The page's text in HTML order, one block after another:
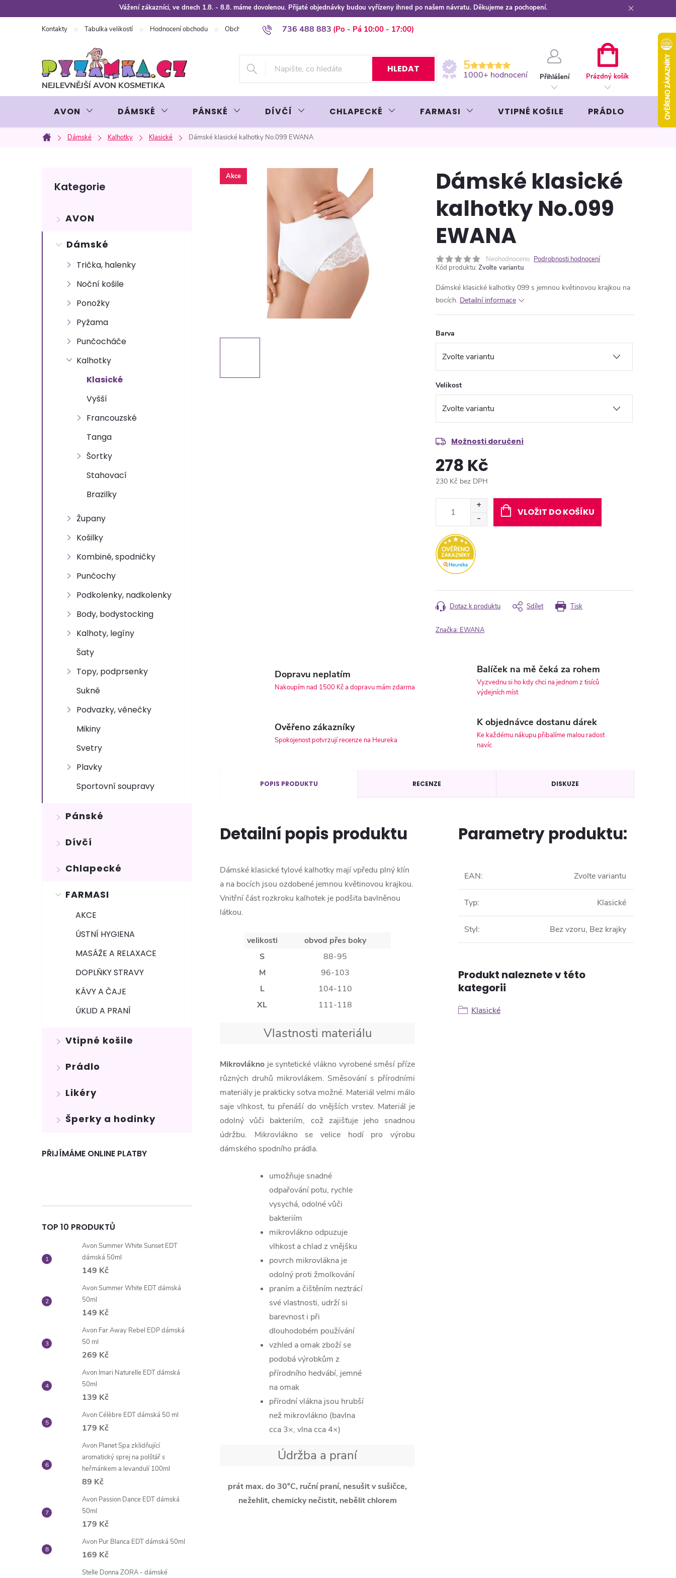
na
Vážení zákazníci, ve dnech 1.8. - 8.8. máme dovolenou. Přijaté objednávky budou vyřízeny ihned po našem návratu. Děkujeme za pochopení.
736 488 883
Kontakty Tabulka velikostí Hodnocení obchodu Obchodní podmínky Podmínky ochrany osobních údajů
HLEDAT 5
1000+ hodnocení Přihlášení
KOŠÍK
Prázdný košík
AVON DÁMSKÉ PÁNSKÉ DÍVČÍ CHLAPECKÉ FARMASI VTIPNÉ KOŠILE PRÁDLO
Domů
Dámské Kalhotky Klasické Dámské klasické kalhotky No.099 EWANA
s
kategorie
Kategorie
AVON
Dámské
Trička, halenky
Noční košile
Ponožky
Pyžama
Punčocháče
Kalhotky
Klasické
Vyšší
Francouzské
Tanga
Šortky
Stahovací
Brazilky
Župany
Košilky
Kombiné, spodničky
Punčochy
Podkolenky, nadkolenky
Body, bodystocking
Kalhoty, legíny
Šaty
Topy, podprsenky
Sukně
Podvazky, věnečky
Mikiny
Svetry
Plavky
Sportovní soupravy
Pánské
Dívčí
Chlapecké
FARMASI
AKCE
ÚSTNÍ HYGIENA
MASÁŽE A RELAXACE
DOPLŇKY STRAVY
KÁVY A ČAJE
ÚKLID A PRANÍ
Vtipné košile
Prádlo
Likéry
Šperky a hodinky
PŘIJÍMÁME ONLINE PLATBY
TOP 10 PRODUKTŮ
Avon Summer White Sunset EDT
dámská 50ml
149 Kč
Avon Summer White EDT dámská
50ml
149 Kč
Avon Far Away Rebel EDP dámská
50 ml
269 Kč
Avon Imari Naturelle EDT dámská
50ml
139 Kč
Avon Célèbre EDT dámská 50 ml
179 Kč
Avon Planet Spa zklidňující
aromatický sprej na polštář s
heřmánkem a levandulí 100ml
89 Kč
Avon Passion Dance EDT dámská
50ml
179 Kč
Avon Pur Blanca EDT dámská 50ml
169 Kč
Stelle Donna ZORA - dámské
Akce
Dámské klasické
kalhotky No.099
EWANA
Neohodnoceno Podrobnosti hodnocení
Kód produktu: Zvolte variantu
Dámské klasické kalhotky 099 s jemnou květinovou krajkou na
bocích. Detailní informace
Barva
Velikost
Možnosti doručení
278 Kč
230 Kč bez DPH
VLOŽIT DO KOŠÍKU
Tisk
Dotaz k produktu Sdílet
Značka: EWANA
Dopravu neplatím
Nakoupím nad 1500 Kč a dopravu mám zdarma
Balíček na mě čeká za rohem
Vyzvednu si ho kdy chci na jednom z tisíců
výdejních míst
Ověřeno zákazníky
Spokojenost potvrzují recenze na Heureka
K objednávce dostanu dárek
Ke každému nákupu přibalíme malou radost
navíc
POPIS PRODUKTU RECENZE DISKUZE
Detailní popis produktu
Dámské klasické tylové kalhotky mají vpředu plný klín
a na bocích jsou ozdobené jemnou květinovou krajkou.
Vnitřní část rozkroku kalhotek je podšita bavlněnou
látkou.
velikosti
obvod přes boky
S
88-95
M
96-103
L
104-110
XL
111-118
Vlastnosti materiálu
Mikrovlákno je syntetické vlákno vyrobené směsí příze
různých druhů mikrovlákem. Směsování s přírodními
materiály je prakticky sotva možné. Materiál velmi málo
saje vlhkost, tu přenáší do vnějších vrstev. Materiál je
odolný vůči bakteriím, což zajišťuje jeho snadnou
údržbu. Mikrovlákno se velice hodí pro výrobu
dámského spodního prádla.
umožňuje snadné
odpařování potu, rychle
vysychá, odolné vůči
bakteriím
mikrovlákno odpuzuje
vlhkost a chlad z vnějšku
povrch mikrovlákna je
odolný proti žmolkování
praním a čištěním neztrácí
své vlastnosti, udrží si
barevnost i při
dlouhodobém používání
vzhled a omak zboží se
podobá výrobkům z
přírodního hedvábí, jemné
na omak
přírodní vlákna jsou hrubší
než mikrovlákno (bavlna
cca 3×, vlna cca 4×)
Údržba a praní
prát max. do 30°C, ruční praní, nesušit v sušičce,
nežehlit, chemicky nečistit, nebělit chlorem
Parametry produktu:
EAN: Zvolte variantu
Typ: Klasické
Styl: Bez vzoru, Bez krajky
Produkt naleznete v této
kategorii
Klasické